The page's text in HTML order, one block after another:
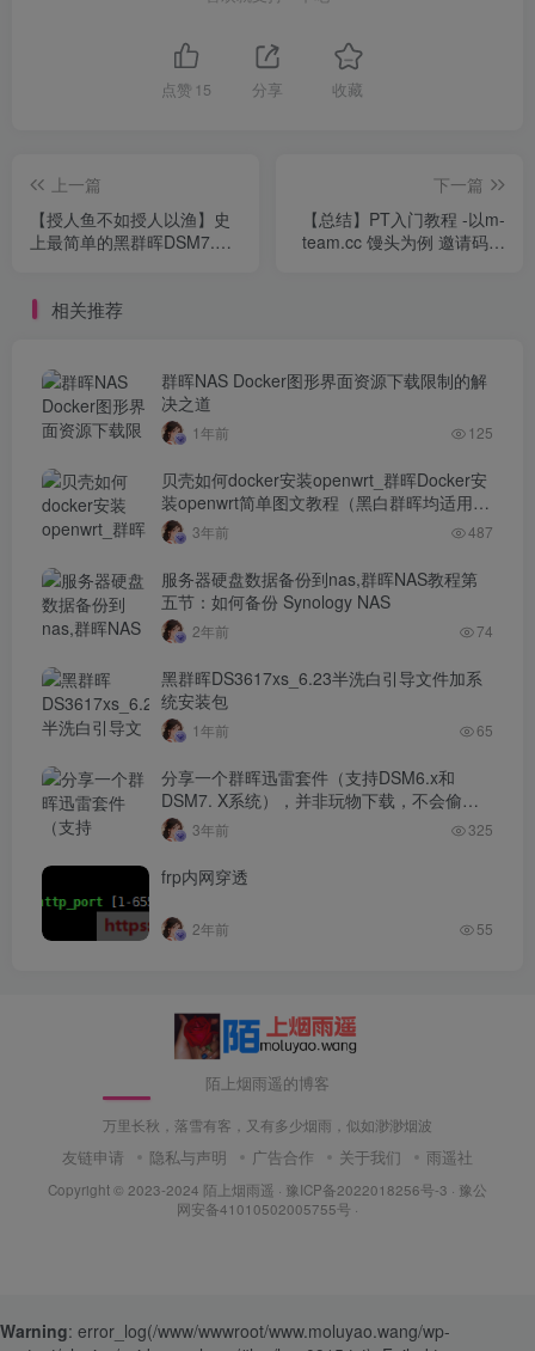
点赞 15 分享 收藏
上一篇
【授人鱼不如授人以渔】史
上最简单的黑群晖DSM7.X
导用arpl编译教程）
下一篇
【总结】PT入门教程 -以m-
team.cc 馒头为例 邀请码分
相关推荐
群晖NAS Docker图形界面资源下载限制的解
决之道
1年前 125
贝壳如何docker安装openwrt_群晖Docker安
装openwrt简单图文教程（黑白群晖均适用）
…
3年前 487
服务器硬盘数据备份到nas,群晖NAS教程第
五节：如何备份 Synology NAS
2年前 74
黑群晖DS3617xs_6.23半洗白引导文件加系
统安装包
1年前 65
分享一个群晖迅雷套件（支持DSM6.x和
DSM7. X系统），并非玩物下载，不会偷偷
上传！3年前 325
frp内网穿透
2年前 55
陌上烟雨遥的博客
万里长秋，落雪有客，又有多少烟雨，似如渺渺烟波
友链申请 隐私与声明 广告合作 关于我们 雨遥社
Copyright © 2023-2024 陌上烟雨遥 · 豫ICP备2022018256号-3 · 豫公
网安备41010502005755号 ·
Warning: error_log(/www/wwwroot/www.moluyao.wang/wp-